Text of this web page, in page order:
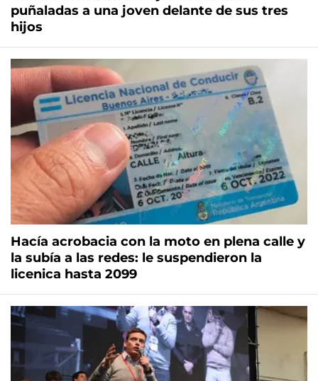
puñaladas a una joven delante de sus tres
hijos
Hacía acrobacia con la moto en plena calle y
la subía a las redes: le suspendieron la
licenica hasta 2099